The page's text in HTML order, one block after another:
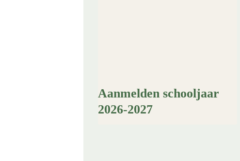
Aanmelden schooljaar
2026-2027